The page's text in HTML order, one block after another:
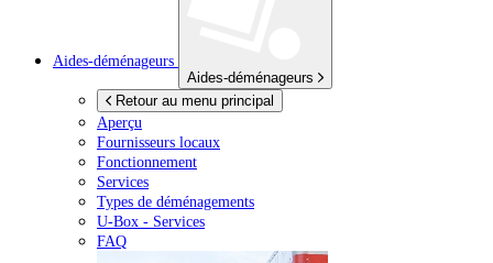
Aides-déménageurs
Aides-déménageurs
Retour au menu principal
Aperçu
Fournisseurs locaux
Fonctionnement
Services
Types de déménagements
U-Box - Services
FAQ